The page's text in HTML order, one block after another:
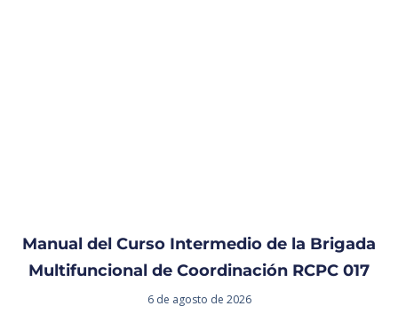
Manual del Curso Intermedio de la Brigada
Multifuncional de Coordinación RCPC 017
6 de agosto de 2026